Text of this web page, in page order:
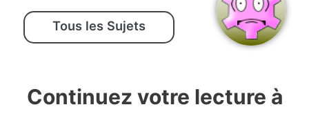
Tous les Sujets
Continuez votre lecture à